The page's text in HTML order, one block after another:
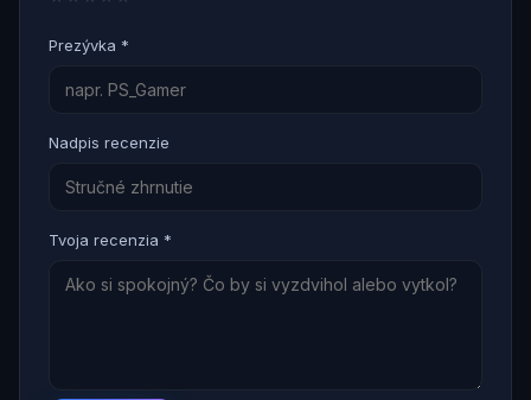
Prezývka *
Nadpis recenzie
Tvoja recenzia *